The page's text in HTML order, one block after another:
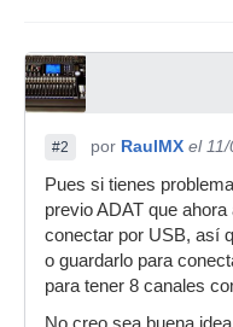
#2 por RaulMX el
Pues si tienes
previo ADAT que
conectar por USB, así
o guardarlo para
para tener 8 canales